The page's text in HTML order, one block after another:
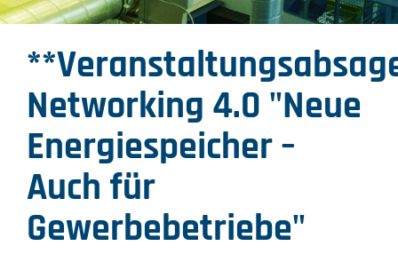
Networking 4.0 "Neue
Energiespeicher –
Auch für
Gewerbebetriebe"